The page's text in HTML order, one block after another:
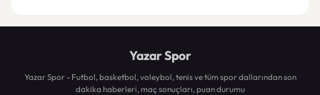
Yazar Spor
Yazar Spor - Futbol, basketbol, voleybol, tenis ve tüm spor dallarından son
dakika haberleri, maç sonuçları, puan durumu